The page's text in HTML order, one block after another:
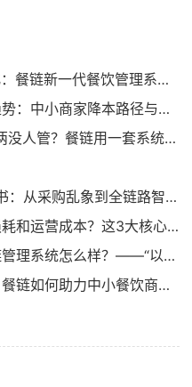
管理系统如何重构餐饮供应链逻辑
降本路径与智能化供应链解决方案
链用一套系统让验收猫腻当场现形
采购乱象到全链路智能管理
成本？这3大核心环节必须管住
么样？——“以销定采”的降本真相
力中小餐饮商家降本10%-20%